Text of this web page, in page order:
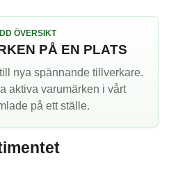
ÖVERSIKT
PÅ EN PLATS
nya spännande tillverkare.
aktiva varumärken i vårt
på ett ställe.